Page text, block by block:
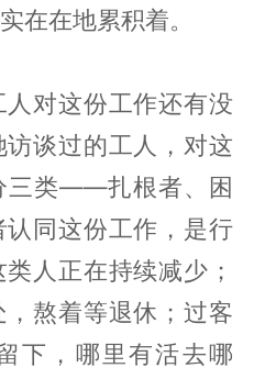
在在地累积着。
对这份工作还有没
谈过的工人，对这
三类——扎根者、困
同这份工作，是行
人正在持续减少；
熬着等退休；过客
下，哪里有活去哪